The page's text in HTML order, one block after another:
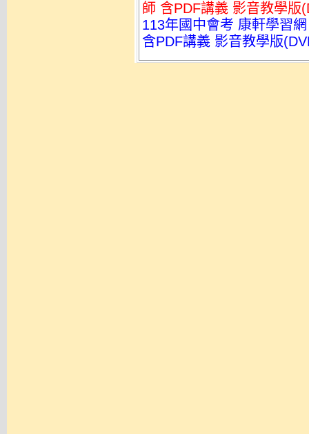
師 含PDF講義 影音教學版
113年國中會考 康軒學習
含PDF講義 影音教學版